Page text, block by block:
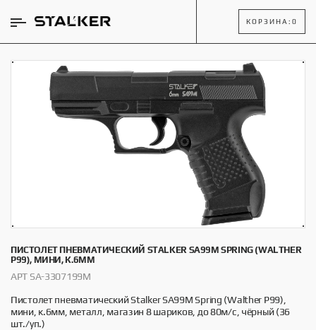
КОРЗИНА: 0
ПИСТОЛЕТ ПНЕВМАТИЧЕСКИЙ STALKER SA99M SPRING (WALTHER
P99), МИНИ, К.6ММ
АРТ SA-3307199M
Пистолет пневматический Stalker SA99M Spring (Walther P99),
мини, к.6мм, металл, магазин 8 шариков, до 80м/с, чёрный (36
шт./уп.)